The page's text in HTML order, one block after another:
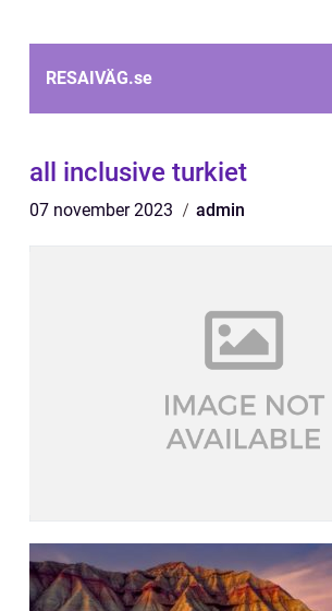
RESAIVÄG.se
all inclusive turkiet
07 november 2023 admin